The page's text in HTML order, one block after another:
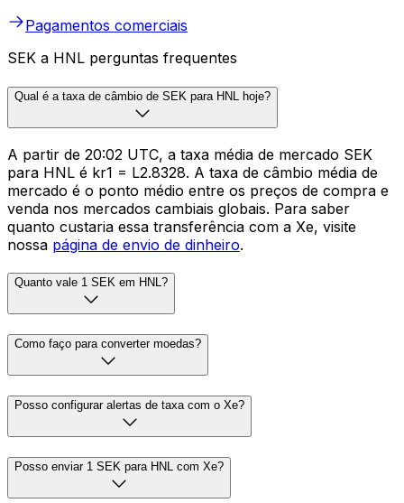
Pagamentos comerciais
SEK a HNL perguntas frequentes
Qual é a taxa de câmbio de SEK para HNL hoje?
A partir de 20:02 UTC, a taxa média de mercado SEK
para HNL é kr1 = L2.8328. A taxa de câmbio média de
mercado é o ponto médio entre os preços de compra e
venda nos mercados cambiais globais. Para saber
quanto custaria essa transferência com a Xe, visite
nossa página de envio de dinheiro.
Quanto vale 1 SEK em HNL?
Como faço para converter moedas?
Posso configurar alertas de taxa com o Xe?
Posso enviar 1 SEK para HNL com Xe?